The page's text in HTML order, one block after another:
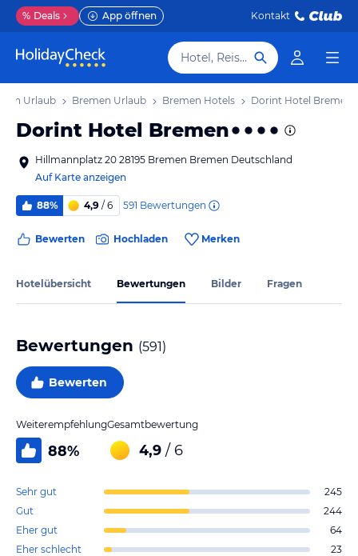
% Deals App öffnen Kontakt
Hotel, Reiseziel
Urlaub Bremen Urlaub Bremen Hotels Dorint Hotel Bremen
Dorint Hotel Bremen
Hillmannplatz 20 28195 Bremen Bremen Deutschland
Auf Karte anzeigen
88% 4,9 / 6 591 Bewertungen
Bewerten Hochladen Merken
Hotelübersicht Bewertungen Bilder Fragen
Bewertungen (591)
Bewerten
Weiterempfehlung
88%
Gesamtbewertung
4,9 / 6
Sehr gut
245
Gut
244
Eher gut
64
Eher schlecht
23